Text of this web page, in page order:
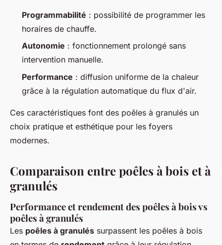
Programmabilité : possibilité de programmer les
horaires de chauffe.
Autonomie : fonctionnement prolongé sans
intervention manuelle.
Performance : diffusion uniforme de la chaleur
grâce à la régulation automatique du flux d'air.
Ces caractéristiques font des poêles à granulés un
choix pratique et esthétique pour les foyers
modernes.
Comparaison entre poêles à bois et à
granulés
Performance et rendement des poêles à bois vs
poêles à granulés
Les poêles à granulés surpassent les poêles à bois